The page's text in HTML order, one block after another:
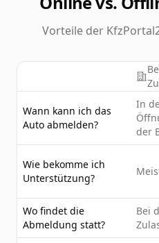
Vorteile der
Wann kann ich das
Auto abmelden?
In
der
Wie bekomme ich
Unterstützung?
Wo findet die
Abmeldung statt?
Bei